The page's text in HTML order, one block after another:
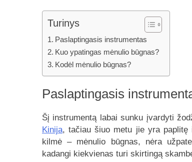
Turinys
Paslaptingasis instrumentas
Kuo ypatingas mėnulio būgnas?
Kodėl mėnulio būgnas?
Paslaptingasis
Šį instrumentą labai sunku įvardyti
Kinija, tačiau šiuo metu jie yra paplitę
kilmė – mėnulio būgnas, nėra
kadangi kiekvienas turi skirtingą